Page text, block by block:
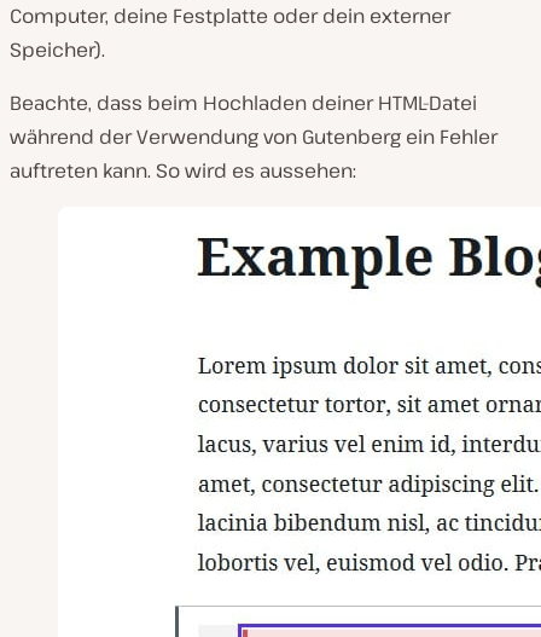
Computer, deine Festplatte oder dein externer
Speicher).
Beachte, dass beim Hochladen deiner HTML-Datei
während der Verwendung von Gutenberg ein Fehler
auftreten kann. So wird es aussehen: